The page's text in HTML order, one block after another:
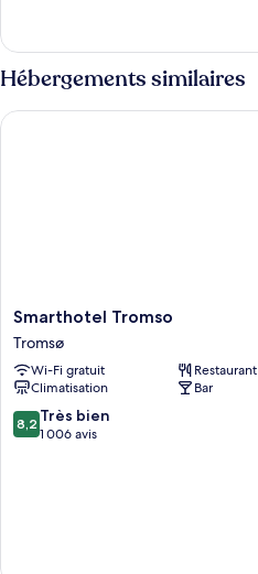
le
type
de
chambre
Compact
Hébergements similaires
Smarthotel
Tromso
Tromsø
Smarthotel Tromso
Tromsø
Wi-Fi gratuit
Restaurant
Climatisation
Bar
8.2
sur
8,2 Très bien
1 006 avis
Smarthotel Tromso